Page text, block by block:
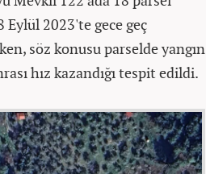
Eylül 2023'te gece geç
söz konusu parselde yangın
hız kazandığı tespit edildi.